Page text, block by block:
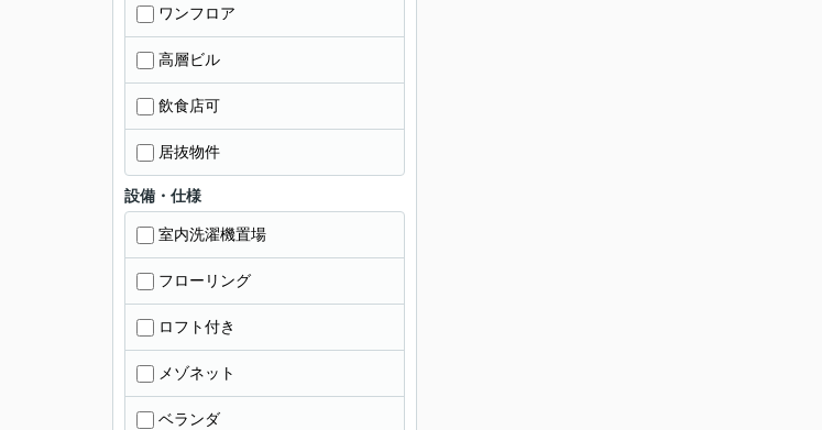
ワンフロア
高層ビル
飲食店可
居抜物件
設備・仕様
室内洗濯機置場
フローリング
ロフト付き
メゾネット
ベランダ